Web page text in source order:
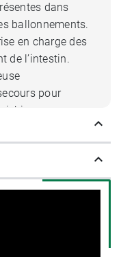
dans
ballonnements.
en charge des
de l’intestin.
pour
bien que
sont source
fait des pleurs